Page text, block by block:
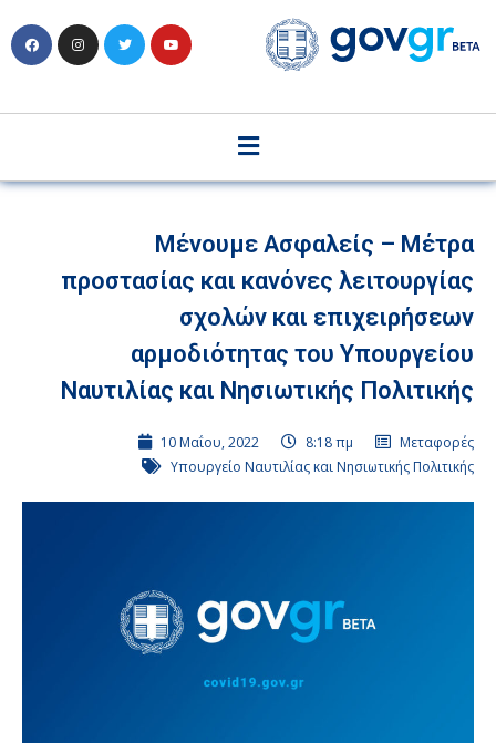
Μένουμε Ασφαλείς – Μέτρα
προστασίας και κανόνες λειτουργίας
σχολών και επιχειρήσεων
αρμοδιότητας του Υπουργείου
Ναυτιλίας και Νησιωτικής Πολιτικής
10 Μαΐου, 2022 8:18 πμ
Μεταφορές
Υπουργείο Ναυτιλίας και Νησιωτικής Πολιτικής